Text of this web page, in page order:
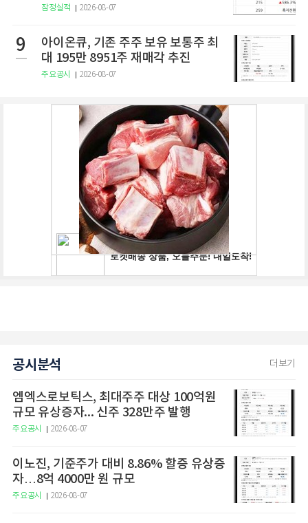
잠정실적 2026-08-07
9
아이온큐, 기존 주주 보유 보통주 최
대 195만 8951주 재매각 추진
주요공시 2026-08-07
공시분석 더보기
엠엑스로보틱스, 최대주주 대상 100억원
규모 유상증자... 신주 328만주 발행
주요공시 2026-08-07
이노진, 기준주가 대비 8.86% 할증 유상증
자…8억 4000만 원 규모
주요공시 2026-08-07